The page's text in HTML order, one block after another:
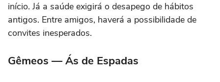
início. Já a saúde exigirá o desapego de hábitos
antigos. Entre amigos, haverá a possibilidade de
convites inesperados.
Gêmeos — Ás de Espadas